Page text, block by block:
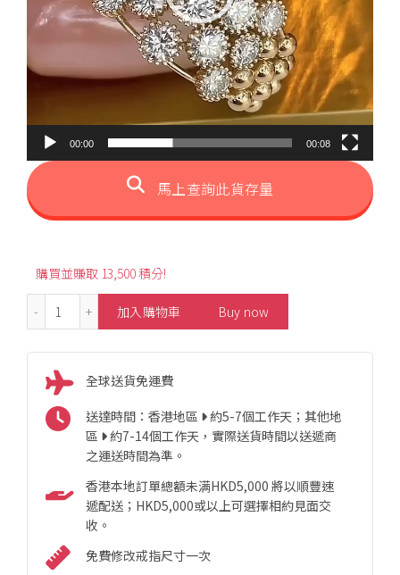
00:00 00:08
馬上查詢此貨存量
購買並賺取 13,500 積分!
1.38ct Starry Style Diamond Ring 數量
加入購物車 Buy now
全球送貨免運費
送達時間：香港地區
約5-7個工作天；其他地
區
約7-14個工作天，實際送貨時間以送遞商
之運送時間為準。
香港本地訂單總額未满HKD5,000 將以順豐速
遞配送；HKD5,000或以上可選擇相約見面交
收。
免費修改戒指尺寸一次